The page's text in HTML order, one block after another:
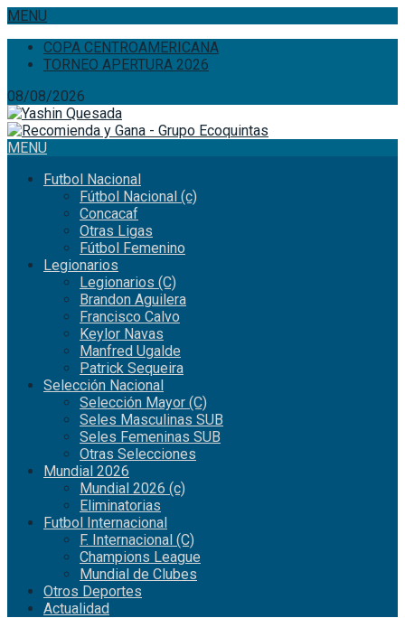
MENU
COPA CENTROAMERICANA
TORNEO APERTURA 2026
08/08/2026
MENU
Futbol Nacional
Fútbol Nacional (c)
Concacaf
Otras Ligas
Fútbol Femenino
Legionarios
Legionarios (C)
Brandon Aguilera
Francisco Calvo
Keylor Navas
Manfred Ugalde
Patrick Sequeira
Selección Nacional
Selección Mayor (C)
Seles Masculinas SUB
Seles Femeninas SUB
Otras Selecciones
Mundial 2026
Mundial 2026 (c)
Eliminatorias
Futbol Internacional
F. Internacional (C)
Champions League
Mundial de Clubes
Otros Deportes
Actualidad